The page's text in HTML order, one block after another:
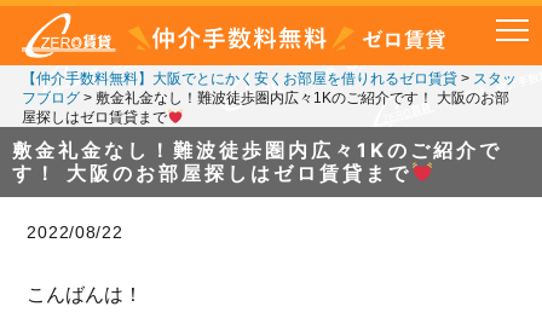
【仲介手数料無料】大阪でとにかく安くお部屋を借りれるゼロ賃貸> スタッ
フブログ> 敷金礼金なし！難波徒歩圏内広々1Kのご紹介です！ 大阪のお部
屋探しはゼロ賃貸まで
敷金礼金なし！難波徒歩圏内広々1Kのご紹介で
す！ 大阪のお部屋探しはゼロ賃貸まで
2022/08/22
こんばんは！